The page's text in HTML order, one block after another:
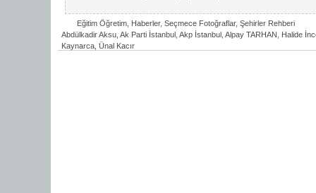
Eğitim Öğretim Haberler, Seçmece Fotoğraflar, Şehirler Rehberi
Abdülkadir Aksu Ak Parti İstanbul Akp İstanbul Alpay TARHAN
Halide
Kaynarca Ünal Kacır